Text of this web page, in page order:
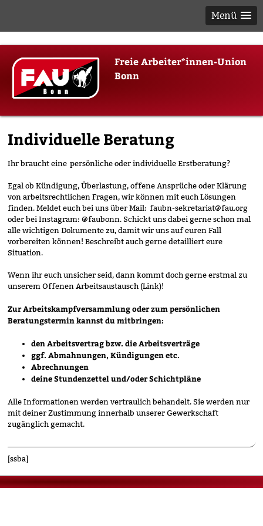
Menü
content
Freie Arbeiter*innen-Union
Bonn
Individuelle Beratung
Ihr braucht eine persönliche oder individuelle Erstberatung?
Egal ob Kündigung, Überlastung, offene Ansprüche oder Klärung
von arbeitsrechtlichen Fragen, wir können mit euch Lösungen
finden. Meldet euch bei uns über Mail: faubn-sekretariat@fau.org
oder bei Instagram: @faubonn. Schickt uns dabei gerne schon mal
alle wichtigen Dokumente zu, damit wir uns auf euren Fall
vorbereiten können! Beschreibt auch gerne detailliert eure
Situation.
Wenn ihr euch unsicher seid, dann kommt doch gerne erstmal zu
unserem Offenen Arbeitsaustausch (Link)!
Zur Arbeitskampfversammlung oder zum persönlichen
Beratungstermin kannst du mitbringen:
den Arbeitsvertrag bzw. die Arbeitsverträge
ggf. Abmahnungen, Kündigungen etc.
Abrechnungen
deine Stundenzettel und/oder Schichtpläne
Alle Informationen werden vertraulich behandelt. Sie werden nur
mit deiner Zustimmung innerhalb unserer Gewerkschaft
zugänglich gemacht.
[ssba]